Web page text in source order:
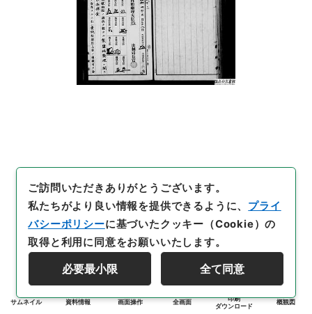
サムネイル 資料情報 画面操作 全画面
印刷
ダウンロード
概観図
ご訪問いただきありがとうございます。
私たちがより良い情報を提供できるように、 プライ
バシーポリシーに基づいたクッキー（Cookie）の
取得と利用に同意をお願いいたします。
必要最小限 全て同意